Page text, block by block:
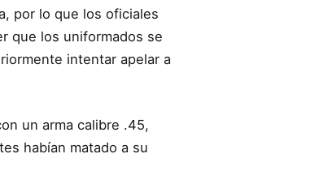
por lo que los oficiales
que los uniformados se
intentar apelar a
un arma calibre .45,
habían matado a su